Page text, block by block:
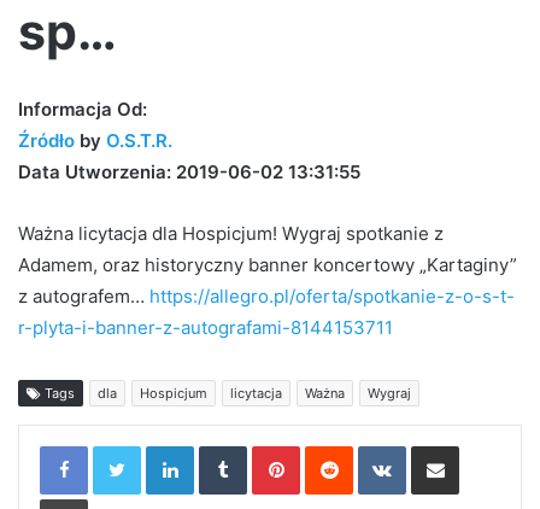
sp…
Informacja Od:
Źródło by O.S.T.R.
Data Utworzenia: 2019-06-02 13:31:55
Ważna licytacja dla Hospicjum! Wygraj spotkanie z
Adamem, oraz historyczny banner koncertowy „Kartaginy”
z autografem… https://allegro.pl/oferta/spotkanie-z-o-s-t-
r-plyta-i-banner-z-autografami-8144153711
Tags dla Hospicjum licytacja Ważna Wygraj
LinkedInTumblrPinterestReddit VKontakteShare via Email
Print